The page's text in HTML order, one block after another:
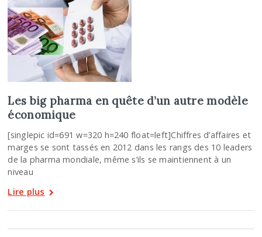
Les big pharma en quête d’un autre modèle
économique
[singlepic id=691 w=320 h=240 float=left]Chiffres d’affaires et
marges se sont tassés en 2012 dans les rangs des 10 leaders
de la pharma mondiale, même s’ils se maintiennent à un
niveau
Lire plus